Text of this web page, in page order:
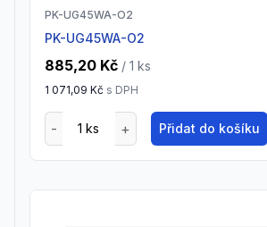
PK-UG45WA-O2
PK-UG45WA-O2
885,20 Kč / 1 ks
1 071,09 Kč s DPH
Přidat do košíku